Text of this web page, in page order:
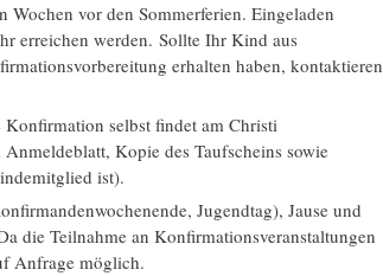
vor den Sommerferien. Eingeladen
erreichen werden. Sollte Ihr Kind aus
erhalten haben, kontaktieren
selbst findet am Christi
Kopie des Taufscheins sowie
ist).
Jugendtag), Jause und
die Teilnahme an Konfirmationsveranstaltungen
Anfrage möglich.